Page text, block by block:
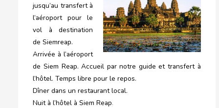
jusqu’au transfert à
l’aéroport pour le
vol à destination
de Siemreap.
Arrivée à l’aéroport
de Siem Reap. Accueil par notre guide et transfert à
l’hôtel. Temps libre pour le repos.
Dîner dans un restaurant local.
Nuit à l’hôtel à Siem Reap.